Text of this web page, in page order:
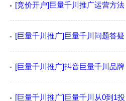
[竞价开户]巨量千川推广运营方法
[巨量千川推广]巨量千川问题答疑
[巨量千川推广]抖音巨量千川品牌
[巨量千川推广]巨量千川从0到1投